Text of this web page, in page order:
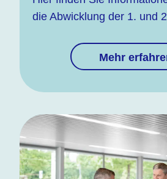
die Abwicklung der 1. und
Mehr